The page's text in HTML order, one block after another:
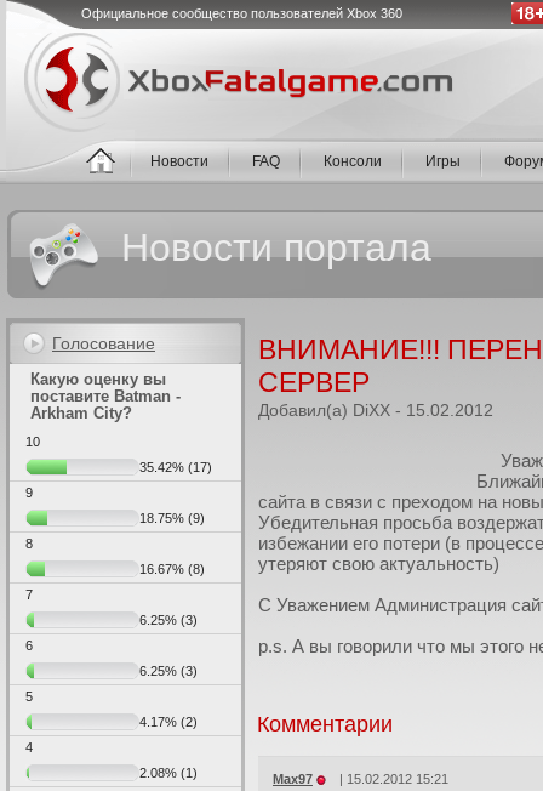
Официальное сообщество пользователей Xbox 360
Новости FAQ Консоли Игры
Новости портала
Голосование
Какую оценку вы
поставите Batman -
Arkham City?
10
35.42% (17)
9
18.75% (9)
8
16.67% (8)
7
6.25% (3)
6
6.25% (3)
5
4.17% (2)
4
2.08% (1)
ВНИМАНИЕ!!!
СЕРВЕР
Добавил(а) DiXX - 15.02.2012
сайта в связи с преходом на
Убедительная просьба
избежании его потери (в
утеряют свою актуальность)
С Уважением Администрация
p.s. А вы говорили что мы этого
Комментарии
Max97 | 15.02.2012 15:21